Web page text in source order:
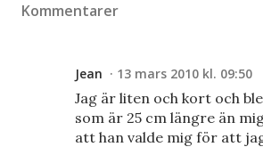
Kommentarer
Jean 13 mars 2010 kl. 09:50
Jag är liten och kort och
som är 25 cm längre än
att han valde mig för att